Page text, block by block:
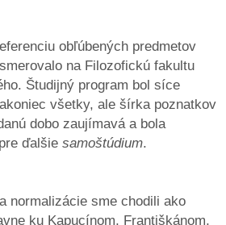
obľúbených predmetov
na Filozofickú fakultu
Študijný program bol síce
všetky, ale šírka poznatkov
dobo zaujímavá a bola
ďalšie samoštúdium.
normalizácie sme chodili ako
ku Kapucínom, Františkánom,